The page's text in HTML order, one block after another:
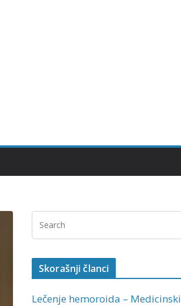
Skorašnji članci
Lečenje hemoroida – Medicinski